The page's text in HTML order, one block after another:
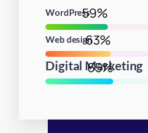
WordPress
Web design
Digital Marketing
93%